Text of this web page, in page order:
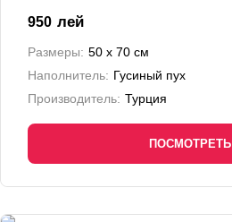
950 лей
Размеры: 50 x 70 см
Наполнитель: Гусиный пух
Производитель: Турция
ПОСМОТРЕТЬ